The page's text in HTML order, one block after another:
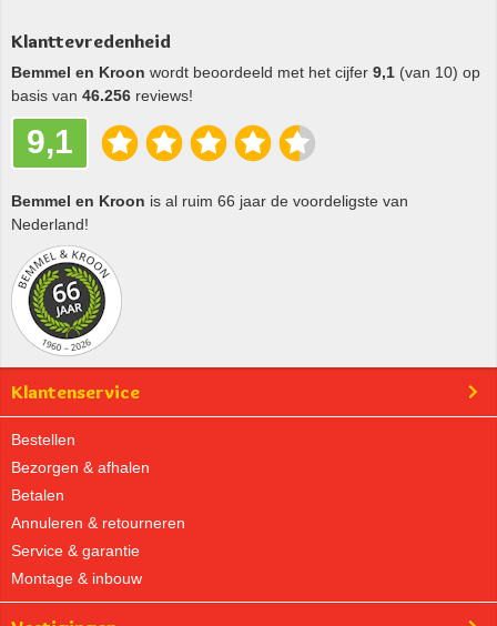
Klanttevredenheid
Bemmel en Kroon wordt beoordeeld met het cijfer 9,1 (van 10) op
basis van 46.256 reviews!
9,1
Bemmel en Kroon is al ruim 66 jaar de voordeligste van
Nederland!
Klantenservice
Bestellen
Bezorgen & afhalen
Betalen
Annuleren & retourneren
Service & garantie
Montage & inbouw